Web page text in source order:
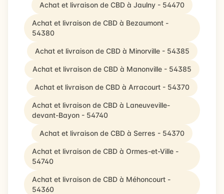
Achat et livraison de CBD à Jaulny - 54470
Achat et livraison de CBD à Bezaumont -
54380
Achat et livraison de CBD à Minorville - 54385
Achat et livraison de CBD à Manonville - 54385
Achat et livraison de CBD à Arracourt - 54370
Achat et livraison de CBD à Laneuveville-
devant-Bayon - 54740
Achat et livraison de CBD à Serres - 54370
Achat et livraison de CBD à Ormes-et-Ville -
54740
Achat et livraison de CBD à Méhoncourt -
54360